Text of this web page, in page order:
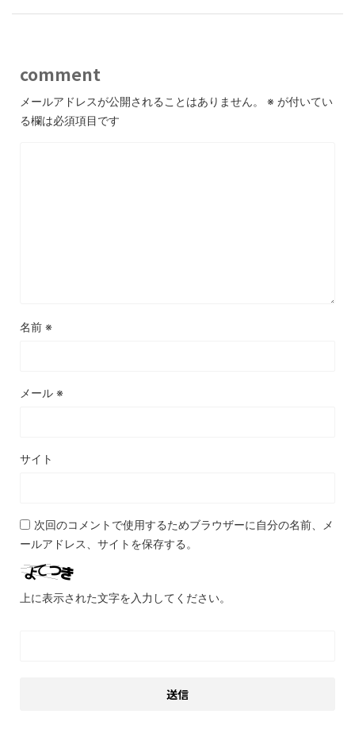
comment
メールアドレスが公開されることはありません。 ※ が付いてい
る欄は必須項目です
名前 ※
メール ※
サイト
次回のコメントで使用するためブラウザーに自分の名前、メ
ールアドレス、サイトを保存する。
上に表示された文字を入力してください。